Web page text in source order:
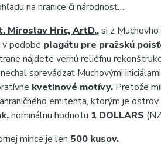
na hranice či národnosť…
Miroslav Hric, ArtD.,si z Muchovho
podobe plagátu pre pražskú
nájdete vernú reliéfnu
sprevádzať Muchovými iniciálami
kvetinové motívy. Pretože
emitenta, ktorým je ostrov
nominálnu hodnotu 1 DOLLARS
mince je len 500 kusov.